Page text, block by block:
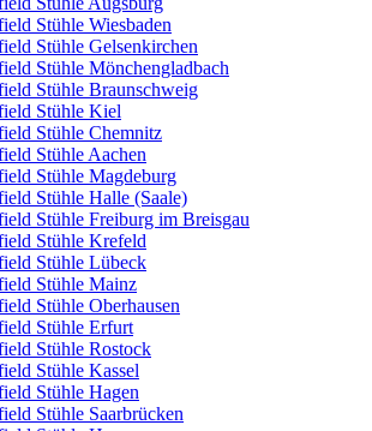
Stühle Wiesbaden
Stühle Gelsenkirchen
Stühle Mönchengladbach
Stühle Braunschweig
Stühle Kiel
Stühle Chemnitz
Stühle Aachen
Stühle Magdeburg
Stühle Halle (Saale)
Stühle Freiburg im Breisgau
Stühle Krefeld
Stühle Lübeck
Stühle Mainz
Stühle Oberhausen
Stühle Erfurt
Stühle Rostock
Stühle Kassel
Stühle Hagen
Stühle Saarbrücken